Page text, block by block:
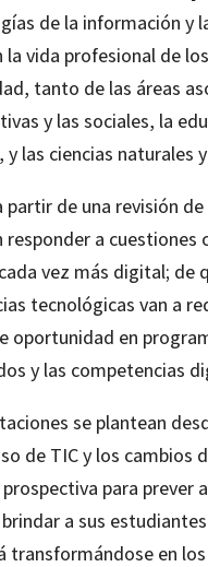
de la información y
la vida profesional de
tanto de las áreas
y las sociales, la
y las ciencias naturales
partir de una revisión
responder a
vez más digital; de
tecnológicas van a
oportunidad en
y las competencias
se plantean
de TIC y los cambios
para prever
a sus
transformándose en